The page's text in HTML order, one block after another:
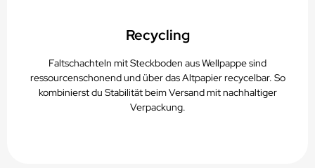
Recycling
Faltschachteln mit Steckboden aus Wellpappe sind
ressourcenschonend und über das Altpapier recycelbar. So
kombinierst du Stabilität beim Versand mit nachhaltiger
Verpackung.